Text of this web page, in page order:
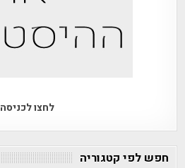
לחצו לכניסה
חפש לפי קטגוריה